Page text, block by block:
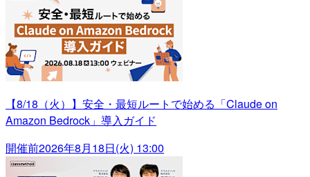
【8/18（火）】安全・最短ルートで始める「Claude on
Amazon Bedrock」導入ガイド
開催前2026年8月18日(火) 13:00